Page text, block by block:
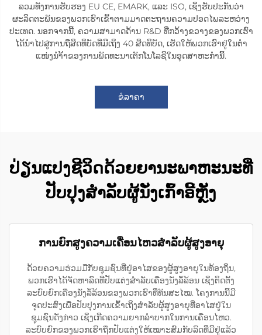
ລວມທັງການຮັບຮອງ EU CE, EMARK, ແລະ ISO, ເຊິ່ງຮັບປະກັນວ່າ
ຜະລິດຕະພັນຂອງພວກເຮົາເຂົ້າຕາມມາດຕະຖານຄວາມປອດໄພລະຫວ່າງ
ປະເທດ. ນອກຈາກນີ້, ຄວາມສາມາດດ້ານ R&D ທີ່ກວ້າງຂວາງຂອງພວກເຮົາ
ໄດ້ນຳໄປສູ່ການຖືສິດທິບັດທີ່ມີເຖິງ 40 ສິດທິບັດ, ເຮັດໃຫ້ພວກເຮົາຢູ່ໃນຕຳ
ແໜ່ງນຳ້້າຂອງການພັດທະນາເຕັກໂນໂລຊີໃນອຸດສາຫະກຳນີ້.
ຂໍລາຄາ
ປ່ຽນແປງຊີວິດດ້ວຍຍານະພາຫະນະທີ່
ປັບປຸງສຳລັບຜູ້ນັ່ງເກົ້າອີ້ຫຼັງ
ການຍົກສູງຄວາມເຄື່ອນໄຫວສຳລັບຜູ້ສູງອາຍຸ
ດ້ວຍຄວາມຮ່ວມມືກັບຊຸມຊົນທີ່ຢູ່ອາໄສຂອງຜູ້ສູງອາຍຸໃນທ້ອງຖິ່ນ,
ພວກເຮົາໄດ້ຈັດຫາລົດທີ່ປັບແຕ່ງສຳລັບເຄື່ອງນັ່ງລໍ້ລ້ອນ ເຊິ່ງຕິດຕັ້ງ
ລະບົບຍົກເຄື່ອງນັ່ງລໍ້ລ້ອນຂອງພວກເຮົາທີ່ທັນສະໄໝ. ໂຄງການນີ້ມີ
ຈຸດປະສົງເພື່ອປັບປຸງການເຂົ້າເຖິງສຳລັບຜູ້ສູງອາຍຸທີ່ອາໄສຢູ່ໃນ
ຊຸມຊົນດັ່ງກ່າວ ເຊິ່ງເກີດຄວາມຍາກລຳບາກໃນການເຄື່ອນໄຫວ.
ລະບົບຍົກຂອງພວກເຮົາຖືກປັບແຕ່ງໃຫ້ເໝາະສົມກັບລົດທີ່ມີຢູ່ແລ້ວ